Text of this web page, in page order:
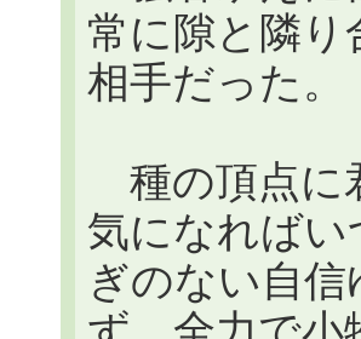
常に隙と隣
相手だった。
種の頂点に
気になれば
ぎのない自